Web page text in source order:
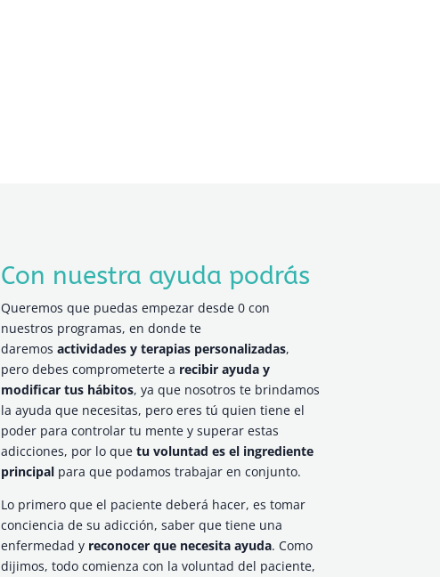
Con nuestra ayuda podrás
Queremos que puedas empezar desde 0 con
nuestros programas, en donde te
daremosactividades y terapias personalizadas,
pero debes comprometerte a recibir ayuda y
modificar tus hábitos, ya que nosotros te brindamos
la ayuda que necesitas, pero eres tú quien tiene el
poder para controlar tu mente y superar estas
adicciones, por lo quetu voluntad es el ingrediente
principal para que podamos trabajar en conjunto.
Lo primero que el paciente deberá hacer, es tomar
conciencia de su adicción, saber que tiene una
enfermedad y reconocer que necesita ayuda. Como
dijimos, todo comienza con la voluntad del paciente,